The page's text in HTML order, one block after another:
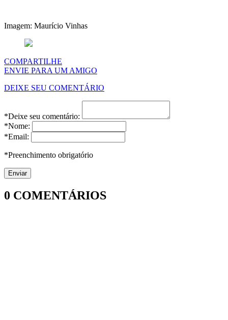
Imagem: Maurício Vinhas
COMPARTILHE
ENVIE PARA UM AMIGO
DEIXE SEU COMENTÁRIO
*Deixe seu comentário:
*Nome:
*Email:
*Preenchimento obrigatório
0 COMENTÁRIOS